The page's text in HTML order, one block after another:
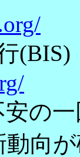
(BIS)
の一
向